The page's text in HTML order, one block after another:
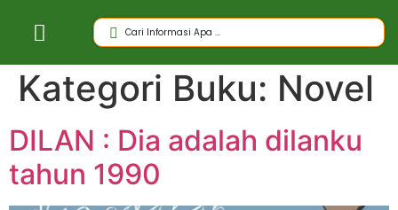
Kategori Buku: Novel
DILAN : Dia adalah dilanku
tahun 1990